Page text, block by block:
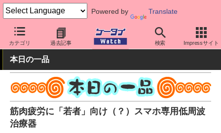
Powered by Translate
カテゴリ 過去記事 検索 Impressサイト
ケータイ Watch 周辺機器/アクセサリー その他
本日の一品
筋肉疲労に「若者」向け（？）スマホ専用低周波
治療器